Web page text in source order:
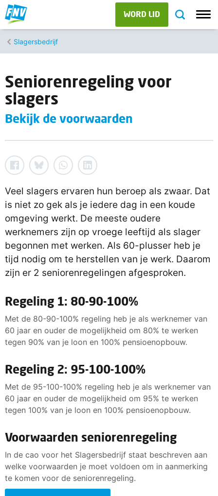
WORD LID
Slagersbedrijf
Seniorenregeling voor
slagers
Bekijk de voorwaarden
Veel slagers ervaren hun beroep als zwaar. Dat
is niet zo gek als je iedere dag in een koude
omgeving werkt. De meeste oudere
werknemers zijn op vroege leeftijd als slager
begonnen met werken. Als 60-plusser heb je
tijd nodig om te herstellen van je werk. Daarom
zijn er 2 seniorenregelingen afgesproken.
Regeling 1: 80-90-100%
Met de 80-90-100% regeling heb je als werknemer van
60 jaar en ouder de mogelijkheid om 80% te werken
tegen 90% van je loon en 100% pensioenopbouw.
Regeling 2: 95-100-100%
Met de 95-100-100% regeling heb je als werknemer van
60 jaar en ouder de mogelijkheid om 95% te werken
tegen 100% van je loon en 100% pensioenopbouw.
Voorwaarden seniorenregeling
In de cao voor het Slagersbedrijf staat beschreven aan
welke voorwaarden je moet voldoen om in aanmerking
te komen voor de seniorenregeling.